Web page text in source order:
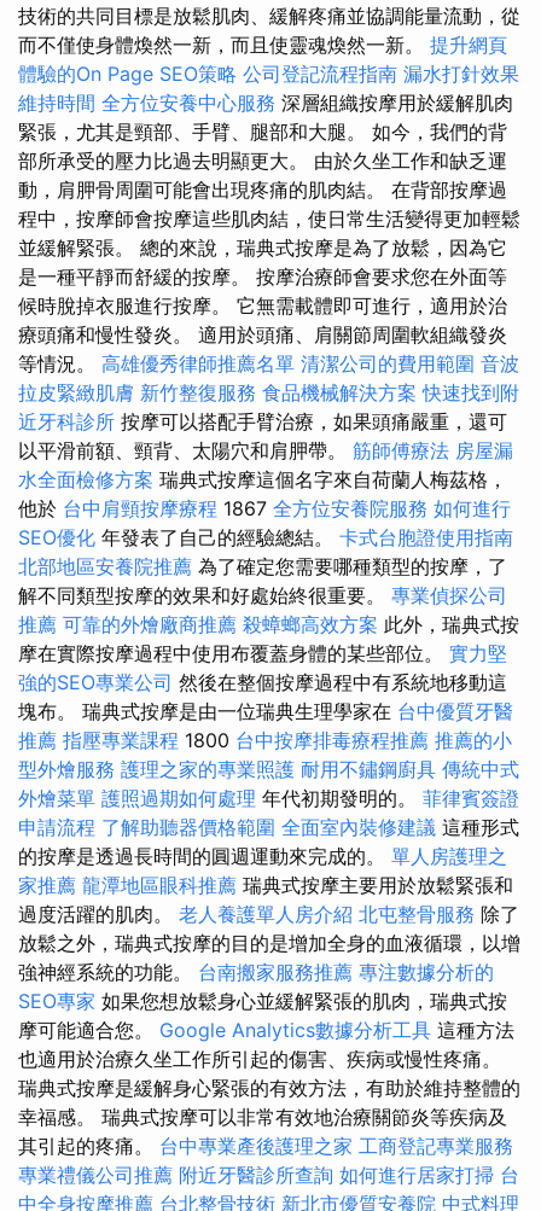
技術的共同目標是放鬆肌肉、緩解疼痛並協調能量流動，從
而不僅使身體煥然一新，而且使靈魂煥然一新。 提升網頁
體驗的On Page SEO策略 公司登記流程指南 漏水打針效果
維持時間 全方位安養中心服務 深層組織按摩用於緩解肌肉
緊張，尤其是頸部、手臂、腿部和大腿。 如今，我們的背
部所承受的壓力比過去明顯更大。 由於久坐工作和缺乏運
動，肩胛骨周圍可能會出現疼痛的肌肉結。 在背部按摩過
程中，按摩師會按摩這些肌肉結，使日常生活變得更加輕鬆
並緩解緊張。 總的來說，瑞典式按摩是為了放鬆，因為它
是一種平靜而舒緩的按摩。 按摩治療師會要求您在外面等
候時脫掉衣服進行按摩。 它無需載體即可進行，適用於治
療頭痛和慢性發炎。 適用於頭痛、肩關節周圍軟組織發炎
等情況。 高雄優秀律師推薦名單 清潔公司的費用範圍 音波
拉皮緊緻肌膚 新竹整復服務 食品機械解決方案 快速找到附
近牙科診所 按摩可以搭配手臂治療，如果頭痛嚴重，還可
以平滑前額、頸背、太陽穴和肩胛帶。 筋師傅療法 房屋漏
水全面檢修方案 瑞典式按摩這個名字來自荷蘭人梅茲格，
他於 台中肩頸按摩療程 1867 全方位安養院服務 如何進行
SEO優化 年發表了自己的經驗總結。 卡式台胞證使用指南
北部地區安養院推薦 為了確定您需要哪種類型的按摩，了
解不同類型按摩的效果和好處始終很重要。 專業偵探公司
推薦 可靠的外燴廠商推薦 殺蟑螂高效方案 此外，瑞典式按
摩在實際按摩過程中使用布覆蓋身體的某些部位。 實力堅
強的SEO專業公司 然後在整個按摩過程中有系統地移動這
塊布。 瑞典式按摩是由一位瑞典生理學家在 台中優質牙醫
推薦 指壓專業課程 1800 台中按摩排毒療程推薦 推薦的小
型外燴服務 護理之家的專業照護 耐用不鏽鋼廚具 傳統中式
外燴菜單 護照過期如何處理 年代初期發明的。 菲律賓簽證
申請流程 了解助聽器價格範圍 全面室內裝修建議 這種形式
的按摩是透過長時間的圓週運動來完成的。 單人房護理之
家推薦 龍潭地區眼科推薦 瑞典式按摩主要用於放鬆緊張和
過度活躍的肌肉。 老人養護單人房介紹 北屯整骨服務 除了
放鬆之外，瑞典式按摩的目的是增加全身的血液循環，以增
強神經系統的功能。 台南搬家服務推薦 專注數據分析的
SEO專家 如果您想放鬆身心並緩解緊張的肌肉，瑞典式按
摩可能適合您。 Google Analytics數據分析工具 這種方法
也適用於治療久坐工作所引起的傷害、疾病或慢性疼痛。
瑞典式按摩是緩解身心緊張的有效方法，有助於維持整體的
幸福感。 瑞典式按摩可以非常有效地治療關節炎等疾病及
其引起的疼痛。 台中專業產後護理之家 工商登記專業服務
專業禮儀公司推薦 附近牙醫診所查詢 如何進行居家打掃 台
中全身按摩推薦 台北整骨技術 新北市優質安養院 中式料理